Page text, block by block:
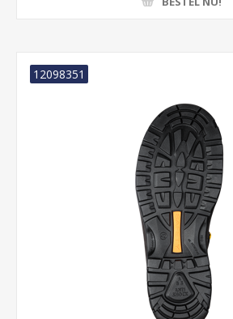
12098351